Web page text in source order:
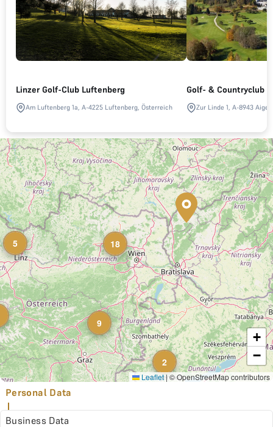
9
2
18
5
+
−
Leaflet|© OpenStreetMap contributors
Linzer Golf-Club Luftenberg
Am Luftenberg 1a, A-4225 Luftenberg, Österreich
Golf- & Countryclub
Zur Linde 1, A-8943
Personal Data
Business Data